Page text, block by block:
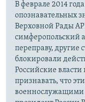
В феврале 2014
опознавательных
Верховной Рады
симферопольский
переправу, другие
блокировали
Российские власти
признавать, что
военнослужащими